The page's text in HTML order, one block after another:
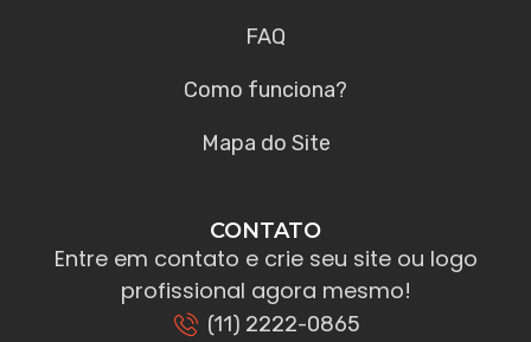
FAQ
Como funciona?
Mapa do Site
CONTATO
Entre em contato e crie seu site ou logo
profissional agora mesmo!
(11) 2222-0865